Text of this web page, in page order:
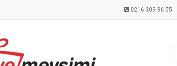
0216 309 86 55